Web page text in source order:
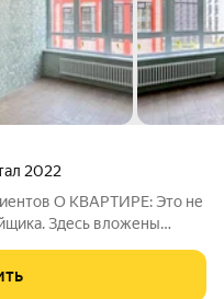
2022
О КВАРТИРЕ: Это не
Здесь вложены